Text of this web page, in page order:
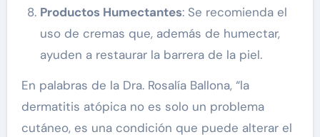
Productos Humectantes: Se recomienda el
uso de cremas que, además de humectar,
ayuden a restaurar la barrera de la piel.
En palabras de la Dra. Rosalía Ballona, “la
dermatitis atópica no es solo un problema
cutáneo, es una condición que puede alterar el